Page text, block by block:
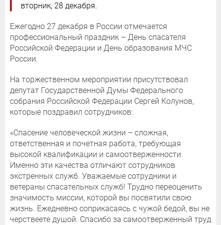
вторник, 28 декабря.
Ежегодно 27 декабря в России отмечается
профессиональный праздник – День спасателя
Российской Федерации и День образования МЧС
России.
На торжественном мероприятии присутствовал
депутат Государственной Думы Федерального
собрания Российской Федерации Сергей Колунов,
которые поздравил сотрудников:
«Спасение человеческой жизни – сложная,
ответственная и почетная работа, требующая
высокой квалификации и самоотверженности.
Именно эти качества отличают сотрудников
экстренных служб. Уважаемые сотрудники и
ветераны спасательных служб! Трудно переоценить
значимость миссии, которой вы посвятили свою
жизнь. Ежедневно соприкасаясь с чужой бедой, вы не
черствеете душой. Спасибо за самоотверженный труд